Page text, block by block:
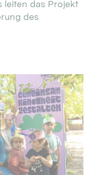
leiten das Projekt
des